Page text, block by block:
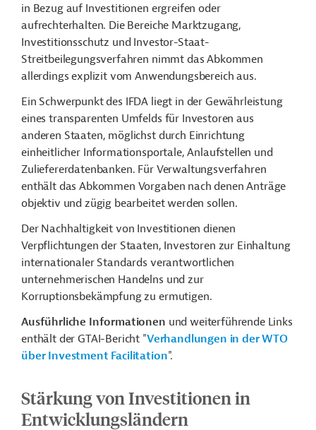
in Bezug auf Investitionen ergreifen oder
aufrechterhalten. Die Bereiche Marktzugang,
Investitionsschutz und Investor-Staat-
Streitbeilegungsverfahren nimmt das Abkommen
allerdings explizit vom Anwendungsbereich aus.
Ein Schwerpunkt des IFDA liegt in der Gewährleistung
eines transparenten Umfelds für Investoren aus
anderen Staaten, möglichst durch Einrichtung
einheitlicher Informationsportale, Anlaufstellen und
Zuliefererdatenbanken. Für Verwaltungsverfahren
enthält das Abkommen Vorgaben nach denen Anträge
objektiv und zügig bearbeitet werden sollen.
Der Nachhaltigkeit von Investitionen dienen
Verpflichtungen der Staaten, Investoren zur Einhaltung
internationaler Standards verantwortlichen
unternehmerischen Handelns und zur
Korruptionsbekämpfung zu ermutigen.
Ausführliche Informationen und weiterführende Links
enthält der GTAI-Bericht "Verhandlungen in der WTO
über Investment Facilitation".
Stärkung von Investitionen in
Entwicklungsländern